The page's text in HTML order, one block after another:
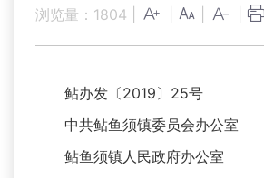
浏览量： 1804
鲇办发〔2019〕25号
中共鲇鱼须镇委员会办公室
鲇鱼须镇人民政府办公室